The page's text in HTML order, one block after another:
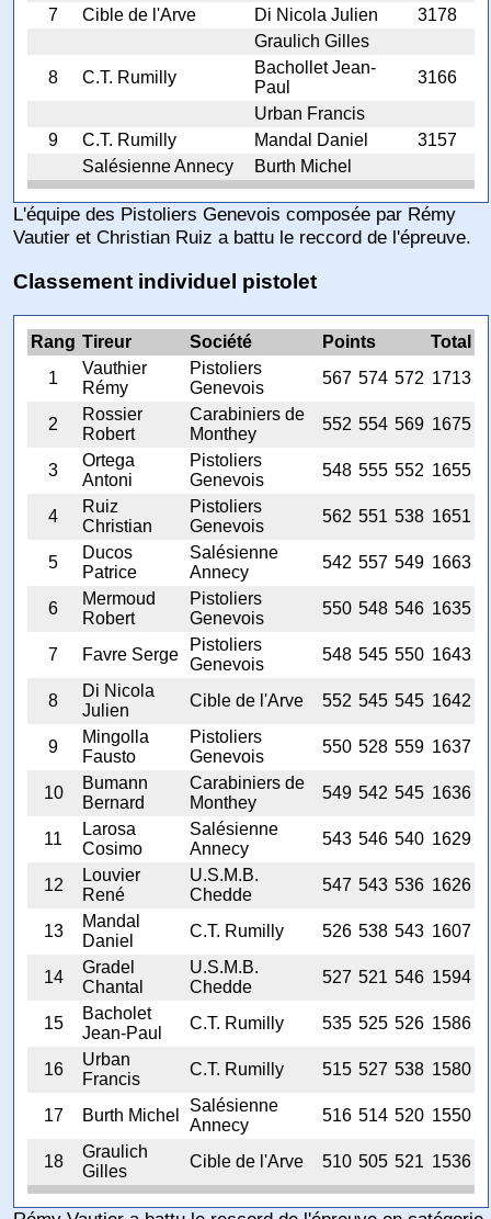
7
Cible de l'Arve Di Nicola Julien
3178
Graulich Gilles
8
C.T. Rumilly
Bachollet Jean-
Paul
3166
Urban Francis
9
C.T. Rumilly Mandal Daniel
3157
Salésienne Annecy
Burth Michel
L'équipe des Pistoliers Genevois composée par Rémy
Vautier et Christian Ruiz a battu le reccord de l'épreuve.
Classement individuel pistolet
Rang Tireur Société Points
Total
1
Vauthier
Rémy
Pistoliers
Genevois
567 574 572 1713
2
Rossier
Robert
Carabiniers de
Monthey
552 554 569 1675
3
Ortega
Antoni
Pistoliers
Genevois
548 555 552 1655
4
Ruiz
Christian
Pistoliers
Genevois
562 551 538 1651
5
Ducos
Patrice
Salésienne
Annecy
542 557 549 1663
6
Mermoud
Robert
Pistoliers
Genevois
550 548 546 1635
7 Favre Serge
Pistoliers
Genevois
548 545 550 1643
8
Di Nicola
Julien
Cible de l'Arve 552 545 545 1642
9
Mingolla
Fausto
Pistoliers
Genevois
550 528 559 1637
10
Bumann
Bernard
Carabiniers de
Monthey
549 542 545 1636
11
Larosa
Cosimo
Salésienne
Annecy
543 546 540 1629
12
Louvier
René
U.S.M.B.
Chedde
547 543 536 1626
13
Mandal
Daniel
C.T. Rumilly 526 538 543 1607
14
Gradel
Chantal
U.S.M.B.
Chedde
527 521 546 1594
15
Bacholet
Jean-Paul
C.T. Rumilly 535 525 526 1586
16
Urban
Francis
C.T. Rumilly 515 527 538 1580
17 Burth Michel
Salésienne
Annecy
516 514 520 1550
18
Graulich
Gilles
Cible de l'Arve 510 505 521 1536